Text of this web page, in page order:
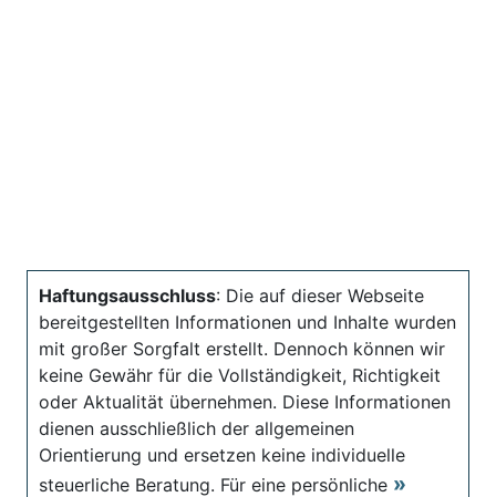
Haftungsausschluss: Die auf dieser Webseite
bereitgestellten Informationen und Inhalte wurden
mit großer Sorgfalt erstellt. Dennoch können wir
keine Gewähr für die Vollständigkeit, Richtigkeit
oder Aktualität übernehmen. Diese Informationen
dienen ausschließlich der allgemeinen
Orientierung und ersetzen keine individuelle
steuerliche Beratung. Für eine persönliche